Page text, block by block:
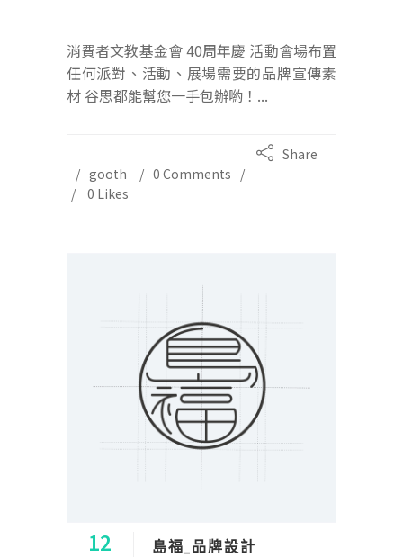
消費者文教基金會 40周年慶 活動會場布置
任何派對、活動、展場需要的品牌宣傳素
材 谷思都能幫您一手包辦喲！...
gooth 0 Comments
Share
0 Likes
12 島福_品牌設計